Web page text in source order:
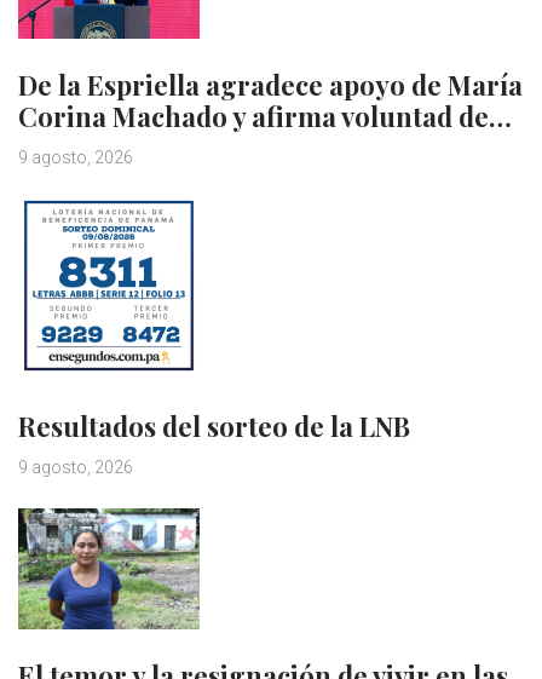
De la Espriella agradece apoyo de María
Corina Machado y afirma voluntad de…
9 agosto, 2026
Resultados del sorteo de la LNB
9 agosto, 2026